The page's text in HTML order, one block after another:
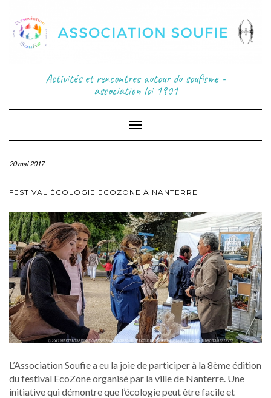
Activités et rencontres autour du soufisme -
association loi 1901
Toggle
Navigation
20 mai 2017
FESTIVAL ÉCOLOGIE ECOZONE À NANTERRE
L’Association Soufie a eu la joie de participer à la 8ème édition
du festival EcoZone organisé par la ville de Nanterre. Une
initiative qui démontre que l’écologie peut être facile et